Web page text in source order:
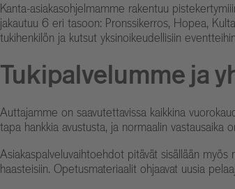
Kanta-asiakasohjelmamme rakentuu
jakautuu 6 eri tasoon: Pronssikerros, Hopea,
tukihenkilön ja kutsut yksinoikeudellisiin
Tukipalvelumme ja
Auttajamme on saavutettavissa kaikkina
tapa hankkia avustusta, ja normaalin
Asiakaspalveluvaihtoehdot pitävät sisällään
haasteisiin. Opetusmateriaalit ohjaavat uusia